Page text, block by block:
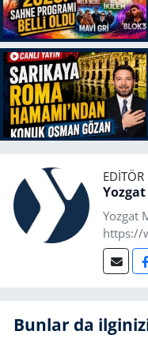
Yozgat
https://
Bunlar da